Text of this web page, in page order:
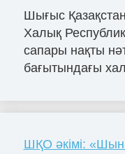
Шығыс
Халық
сапары нақты
бағытындағы
ШҚО әкімі: